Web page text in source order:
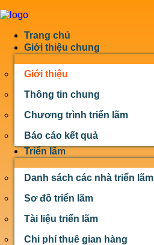
Trang chủ
Giới thiệu chung
Giới thiệu
Thông tin chung
Chương trình triển lãm
Báo cáo kết quả
Triển lãm
Danh sách các nhà triển lãm
Sơ đồ triển lãm
Tài liệu triển lãm
Chi phí thuê gian hàng